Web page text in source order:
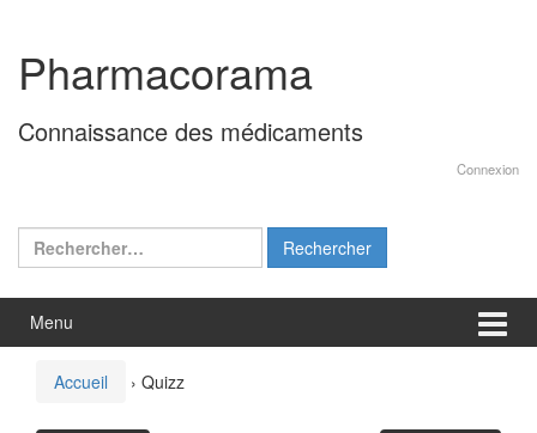
contenu
menu
principal
Pharmacorama
Connaissance des médicaments
Connexion
Rechercher :
Menu
Accueil › Quizz